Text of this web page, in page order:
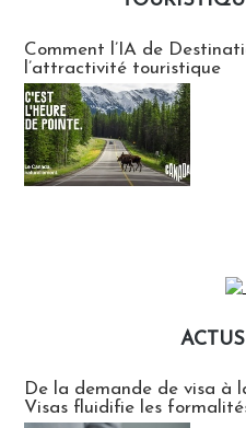
Comment l’IA de
l’attractivité touristique
ACTUS
De la demande de visa à
Visas fluidifie les